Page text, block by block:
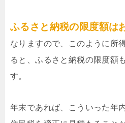
ふるさと納税の限度額は
なりますので、このように所
ると、ふるさと納税の限度額
す。
年末であれば、こういった年